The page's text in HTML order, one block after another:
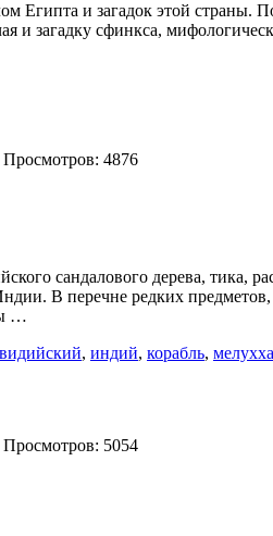
Египта и загадок этой
и загадку сфинкса,
Просмотров: 4876
сандалового дерева, тика,
В перечне редких
…
, индий, корабль, мелухха
Просмотров: 5054